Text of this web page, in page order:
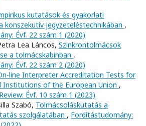
kutatások és gyakorlati
konszekutív jegyzeteléstechnikában ,
Évf. 22 szám 1 (2020)
Lea Láncos, Szinkrontolmácsok
a tolmácskabinban ,
Évf. 22 szám 2 (2020)
line Interpreter Accreditation Tests for
Institutions of the European Union ,
Évf. 10 szám 1 (2023)
Szabó, Tolmácsoláskutatás a
szolgálatában , Fordítástudomány: